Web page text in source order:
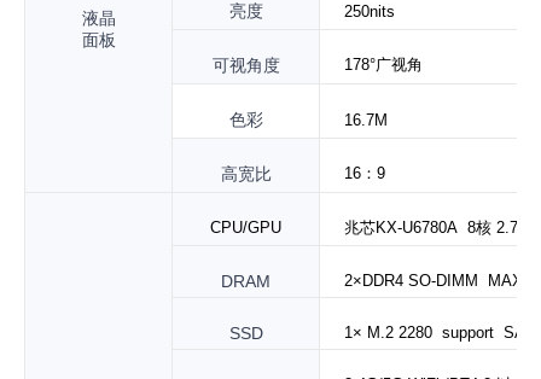
液晶
面板
亮度 250nits
可视角度 178°广视角
色彩 16.7M
高宽比 16：9
CPU/GPU 兆芯KX-U6780A 8核 2.7
DRAM 2× DDR4 SO-DIMM MAX
SSD 1× M.2 2280 support